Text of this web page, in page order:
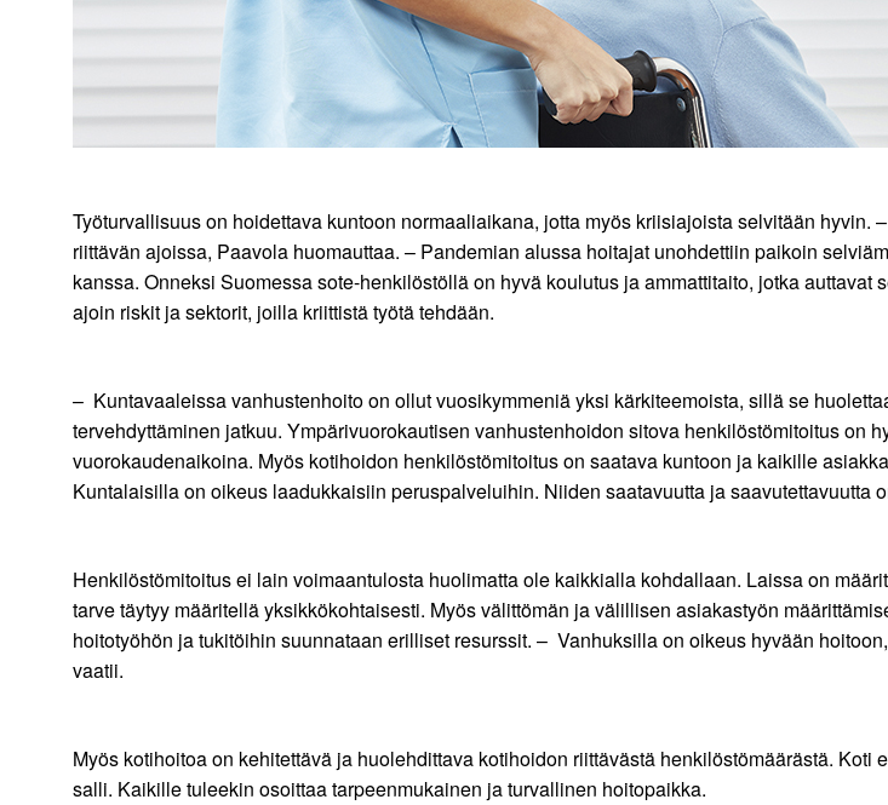
Työturvallisuus on hoidettava kuntoon normaaliaikana, jotta myös kriisiajoista selvitään
riittävän ajoissa, Paavola huomauttaa. – Pandemian alussa hoitajat unohdettiin paikoin
kanssa. Onneksi Suomessa sote-henkilöstöllä on hyvä koulutus ja ammattitaito, jotka
ajoin riskit ja sektorit, joilla kriittistä työtä tehdään.
– Kuntavaaleissa vanhustenhoito on ollut vuosikymmeniä yksi kärkiteemoista, sillä se
tervehdyttäminen jatkuu. Ympärivuorokautisen vanhustenhoidon sitova henkilöstömitoitus on
vuorokaudenaikoina. Myös kotihoidon henkilöstömitoitus on saatava kuntoon ja kaikille
Kuntalaisilla on oikeus laadukkaisiin peruspalveluihin. Niiden saatavuutta ja saavutettavuutta
Henkilöstömitoitus ei lain voimaantulosta huolimatta ole kaikkialla kohdallaan. Laissa on
tarve täytyy määritellä yksikkökohtaisesti. Myös välittömän ja välillisen asiakastyön
hoitotyöhön ja tukitöihin suunnataan erilliset resurssit. – Vanhuksilla on oikeus hyvään
vaatii.
Myös kotihoitoa on kehitettävä ja huolehdittava kotihoidon riittävästä henkilöstömäärästä.
salli. Kaikille tuleekin osoittaa tarpeenmukainen ja turvallinen hoitopaikka.